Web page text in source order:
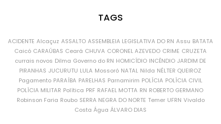
TAGS
ACIDENTE Alcaçuz ASSALTO ASSEMBLEIA LEGISLATIVA DO RN Assu BATATA
Caicó CARAÚBAS Ceará CHUVA CORONEL AZEVEDO CRIME CRUZETA
currais novos Dilma Governo do RN HOMICÍDIO INCÊNDIO JARDIM DE
PIRANHAS JUCURUTU LULA Mossoró NATAL Nilda NÉLTER QUEIROZ
Pagamento PARAÍBA PARELHAS Parnamirim POLÍCIA POLÍCIA CIVIL
POLÍCIA MILITAR Política PRF RAFAEL MOTTA RN ROBERTO GERMANO
Robinson Faria Roubo SERRA NEGRA DO NORTE Temer UFRN Vivaldo
Costa Água ÁLVARO DIAS